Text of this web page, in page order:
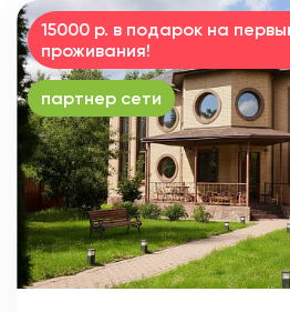
15000 р. в подарок на
проживания!
партнер сети